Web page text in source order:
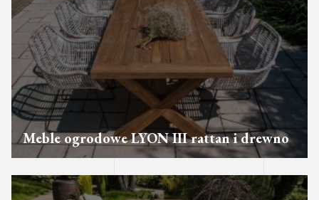
Meble ogrodowe LYON III rattan i drewno